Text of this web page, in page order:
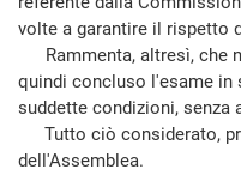
volte a garantire il rispetto
Rammenta, altresì, che
quindi concluso l'esame in
suddette condizioni,
Tutto ciò considerato,
dell'Assemblea.